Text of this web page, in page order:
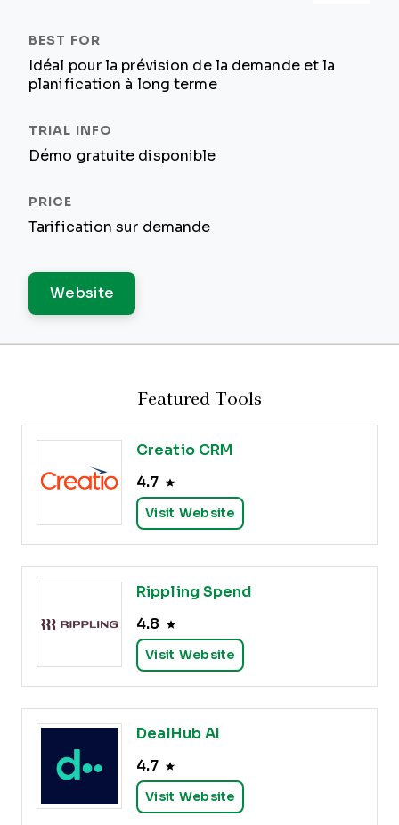
Idéal pour la prévision de la demande et la
planification à long terme
Démo gratuite disponible
Tarification sur demande
Website
Featured Tools
Creatio CRM
4.7
Visit Website
Rippling Spend
4.8
Visit Website
DealHub AI
4.7
Visit Website